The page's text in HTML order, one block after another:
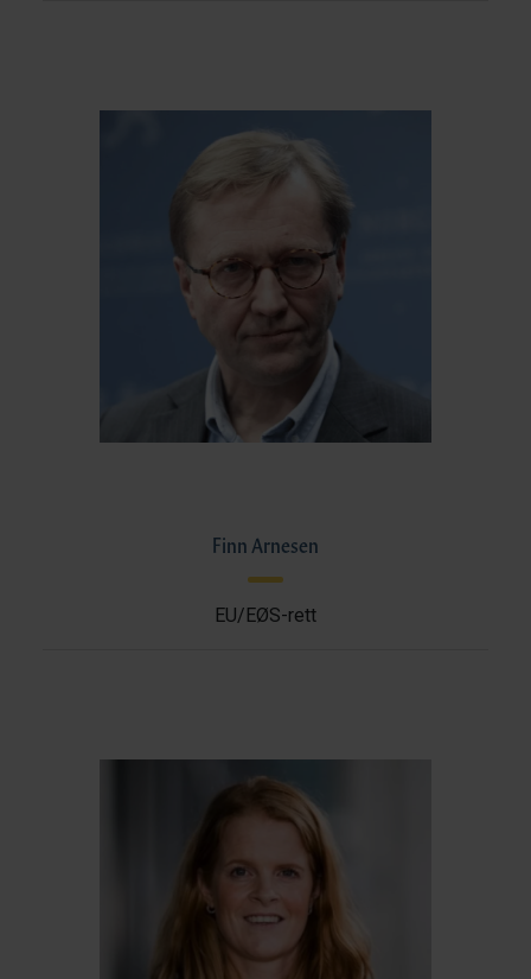
Finn Arnesen
EU/EØS-rett